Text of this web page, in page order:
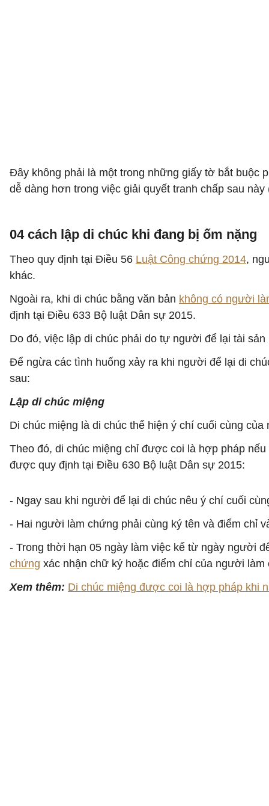
Đây không phải là một trong những giấy tờ bắt buộc
dễ dàng hơn trong việc giải quyết tranh chấp sau
04 cách lập di chúc khi đang bị ốm nặng
Theo quy định tại Điều 56 Luật Công chứng 2014,
khác.
Ngoài ra, khi di chúc bằng văn bản không có người
định tại Điều 633 Bộ luật Dân sự 2015.
Do đó, việc lập di chúc phải do tự người để lại tài
Để ngừa các tình huống xảy ra khi người để lại di
sau:
Lập di chúc miệng
Di chúc miệng là di chúc thể hiện ý chí cuối cùng
Theo đó, di chúc miệng chỉ được coi là hợp pháp
được quy định tại Điều 630 Bộ luật Dân sự 2015:
- Ngay sau khi người để lại di chúc nêu ý chí cuối
- Hai người làm chứng phải cùng ký tên và điểm chỉ
- Trong thời hạn 05 ngày làm việc kể từ ngày người
chứng xác nhận chữ ký hoặc điểm chỉ của người làm
Xem thêm: Di chúc miệng được coi là hợp pháp khi